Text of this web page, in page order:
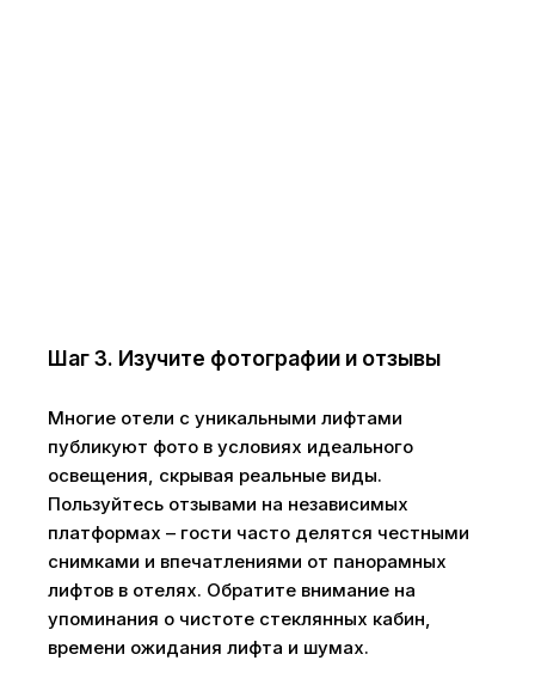
Шаг 3. Изучите фотографии и отзывы
Многие отели с уникальными лифтами
публикуют фото в условиях идеального
освещения, скрывая реальные виды.
Пользуйтесь отзывами на независимых
платформах – гости часто делятся честными
снимками и впечатлениями от панорамных
лифтов в отелях. Обратите внимание на
упоминания о чистоте стеклянных кабин,
времени ожидания лифта и шумах.